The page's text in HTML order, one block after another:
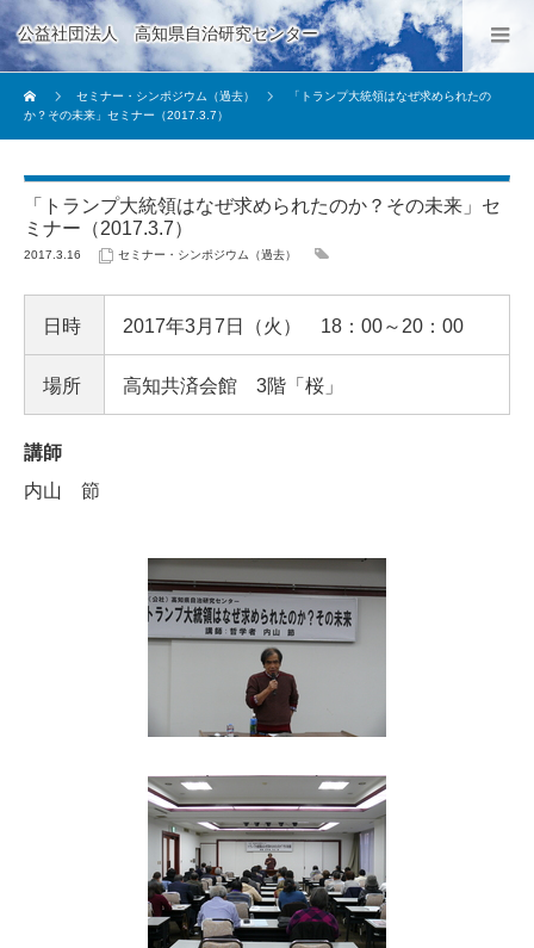
公益社団法人 高知県自治研究センター
セミナー・シンポジウム（過去）
「トランプ大統領はなぜ求められたの
か？その未来」セミナー（2017.3.7）
「トランプ大統領はなぜ求められたのか？その未来」セ
ミナー（2017.3.7）
2017.3.16 セミナー・シンポジウム（過去）
日時 2017年3月7日（火） 18：00～20：00
場所 高知共済会館 3階「桜」
講師
内山 節